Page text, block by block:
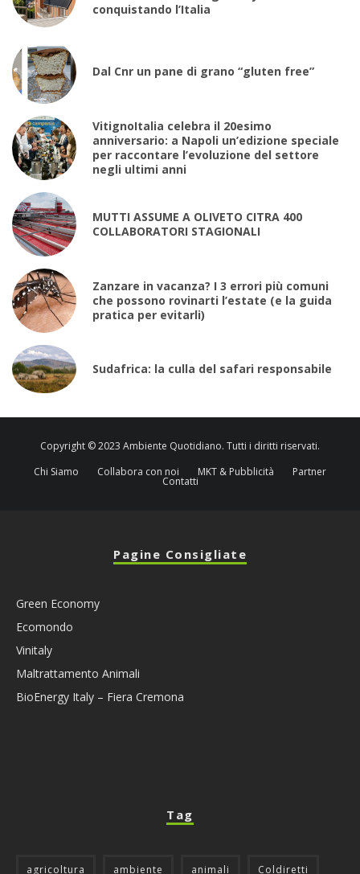
conquistando l’Italia
Dal Cnr un pane di grano “gluten free”
VitignoItalia celebra il 20esimo
anniversario: a Napoli un’edizione speciale
per raccontare l’evoluzione del settore
negli ultimi anni
MUTTI ASSUME A OLIVETO CITRA 400
COLLABORATORI STAGIONALI
Zanzare in vacanza? I 3 errori più comuni
che possono rovinarti l’estate (e la guida
pratica per evitarli)
Sudafrica: la culla del safari responsabile
Copyright © 2023 Ambiente Quotidiano. Tutti i diritti riservati.
Chi Siamo
Collabora con noi MKT & Pubblicità Partner
Contatti
Pagine Consigliate
Green Economy
Ecomondo
Vinitaly
Maltrattamento Animali
BioEnergy Italy – Fiera Cremona
Tag
agricoltura ambiente animali Coldiretti